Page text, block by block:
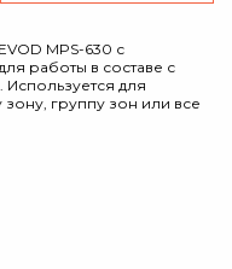
MPS-630 с
работы в составе с
для
группу зон или все